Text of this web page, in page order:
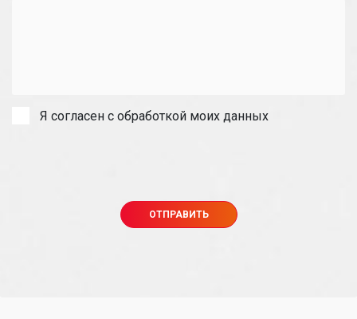
Я согласен с обработкой моих данных